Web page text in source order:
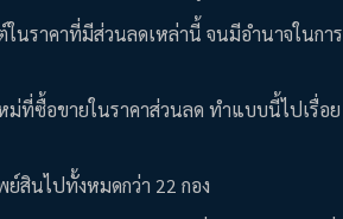
นราคาที่มีส่วนลดเหล่านี้ จนมีอำนาจใน
ม่ที่ซื้อขายในราคาส่วนลด ทำแบบนี้ไปเรื่
สินไปทั้งหมดกว่า 22 กอง